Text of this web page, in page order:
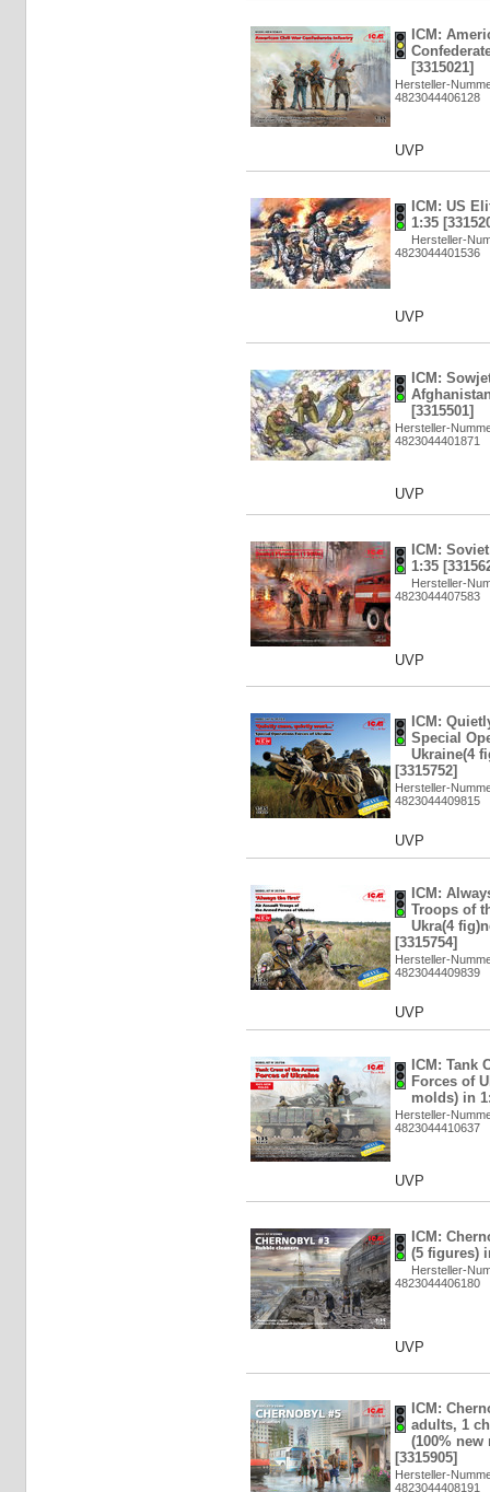
ICM:
[3315021]
Hersteller-
4823044406128
UVP
ICM: US
1:35
Hersteller-
4823044401536
UVP
ICM:
[3315501]
Hersteller-
4823044401871
UVP
ICM:
1:35
Hersteller-
4823044407583
UVP
ICM:
Special
Ukraine(4
[3315752]
Hersteller-
4823044409815
UVP
ICM:
Troops of
Ukra(4
[3315754]
Hersteller-
4823044409839
UVP
ICM: Tank
Forces of
molds) in
Hersteller-
4823044410637
UVP
ICM:
(5 figures)
Hersteller-
4823044406180
UVP
ICM:
adults, 1
(100%
[3315905]
Hersteller-
4823044408191